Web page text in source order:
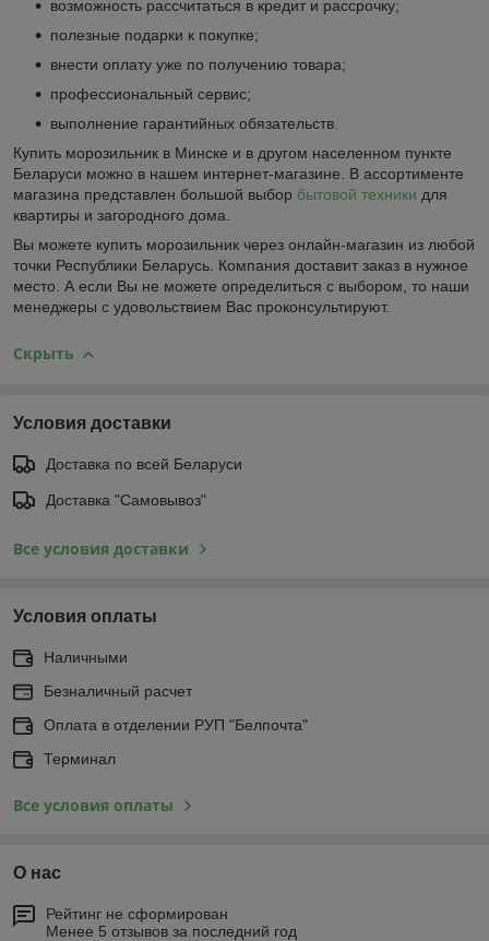
возможность рассчитаться в кредит и рассрочку;
полезные подарки к покупке;
внести оплату уже по получению товара;
профессиональный сервис;
выполнение гарантийных обязательств.
Купить морозильник в Минске и в другом населенном пункте
Беларуси можно в нашем интернет-магазине. В ассортименте
магазина представлен большой выбор бытовой техники для
квартиры и загородного дома.
Вы можете купить морозильник через онлайн-магазин из любой
точки Республики Беларусь. Компания доставит заказ в нужное
место. А если Вы не можете определиться с выбором, то наши
менеджеры с удовольствием Вас проконсультируют.
Скрыть
Условия доставки
Доставка по всей Беларуси
Доставка "Самовывоз"
Все условия доставки
Условия оплаты
Наличными
Безналичный расчет
Оплата в отделении РУП "Белпочта"
Терминал
Все условия оплаты
О нас
Рейтинг не сформирован
Менее 5 отзывов за последний год